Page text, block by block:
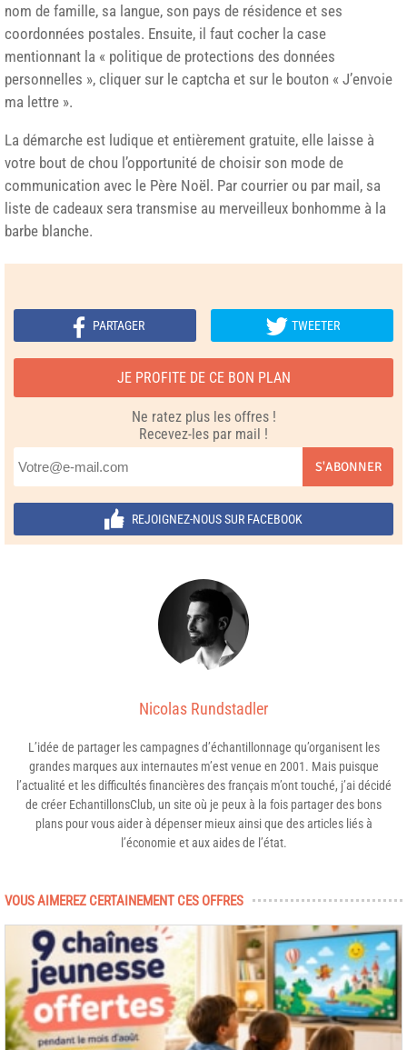
nom de famille, sa langue, son pays de résidence et ses
coordonnées postales. Ensuite, il faut cocher la case
mentionnant la « politique de protections des données
personnelles », cliquer sur le captcha et sur le bouton « J’envoie
ma lettre ».
La démarche est ludique et entièrement gratuite, elle laisse à
votre bout de chou l’opportunité de choisir son mode de
communication avec le Père Noël. Par courrier ou par mail, sa
liste de cadeaux sera transmise au merveilleux bonhomme à la
barbe blanche.
PARTAGER TWEETER
JE PROFITE DE CE BON PLAN
Ne ratez plus les offres !
Recevez-les par mail !
S'ABONNER
REJOIGNEZ-NOUS SUR FACEBOOK
Nicolas Rundstadler
L’idée de partager les campagnes d’échantillonnage qu’organisent les
grandes marques aux internautes m’est venue en 2001. Mais puisque
l’actualité et les difficultés financières des français m’ont touché, j’ai décidé
de créer EchantillonsClub, un site où je peux à la fois partager des bons
plans pour vous aider à dépenser mieux ainsi que des articles liés à
l’économie et aux aides de l’état.
VOUS AIMEREZ CERTAINEMENT CES OFFRES